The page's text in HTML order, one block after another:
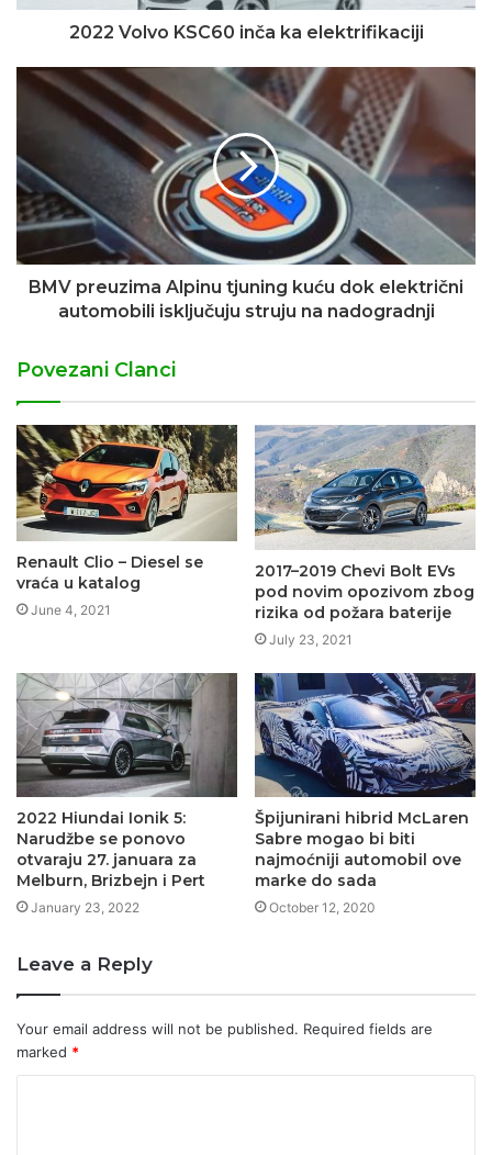
2022 Volvo KSC60 inča ka elektrifikaciji
BMV preuzima Alpinu tjuning kuću dok električni
automobili isključuju struju na nadogradnji
Povezani Clanci
Renault Clio – Diesel se
vraća u katalog
June 4, 2021
2017–2019 Chevi Bolt EVs
pod novim opozivom zbog
rizika od požara baterije
July 23, 2021
2022 Hiundai Ionik 5:
Narudžbe se ponovo
otvaraju 27. januara za
Melburn, Brizbejn i Pert
January 23, 2022
Špijunirani hibrid McLaren
Sabre mogao bi biti
najmoćniji automobil ove
marke do sada
October 12, 2020
Leave a Reply
Your email address will not be published. Required fields are
marked *